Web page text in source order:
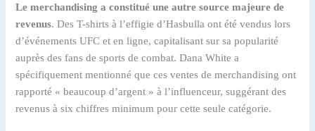
Le merchandising a constitué une autre source majeure de
revenus. Des T-shirts à l’effigie d’Hasbulla ont été vendus lors
d’événements UFC et en ligne, capitalisant sur sa popularité
auprès des fans de sports de combat. Dana White a
spécifiquement mentionné que ces ventes de merchandising ont
rapporté « beaucoup d’argent » à l’influenceur, suggérant des
revenus à six chiffres minimum pour cette seule catégorie.